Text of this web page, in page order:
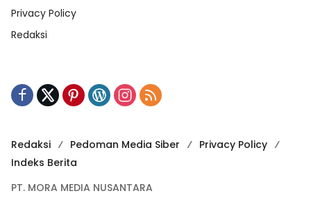
Privacy Policy
Redaksi
Redaksi Pedoman Media Siber
Privacy Policy
Indeks Berita
PT. MORA MEDIA NUSANTARA